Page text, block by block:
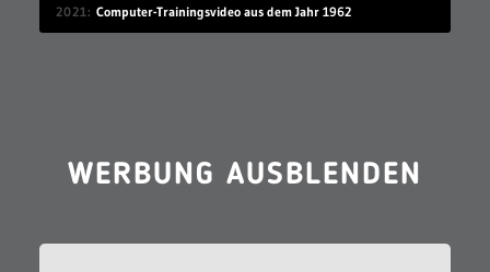
2021 Computer-Trainingsvideo aus dem Jahr 1962
WERBUNG AUSBLENDEN